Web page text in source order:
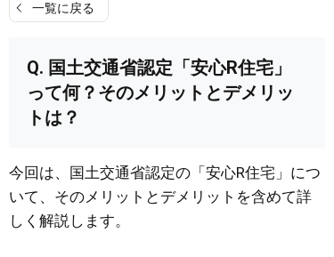
一覧に戻る
国土交通省認定「安心R住宅」
って何？そのメリットとデメリッ
トは？
今回は、国土交通省認定の「安心R住宅」につ
いて、そのメリットとデメリットを含めて詳
しく解説します。